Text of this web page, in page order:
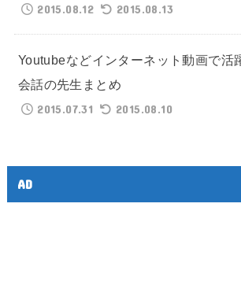
2015.08.12
2015.08.13
Youtubeなどインターネット動画で活
会話の先生まとめ
2015.07.31
2015.08.10
AD